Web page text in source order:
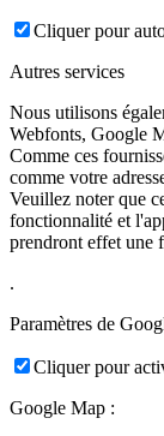
Cliquer pour
Autres services
Nous utilisons
Webfonts, Google
Comme ces
comme votre
Veuillez noter que
fonctionnalité et
prendront effet une
.
Paramètres de
Cliquer pour
Google Map :